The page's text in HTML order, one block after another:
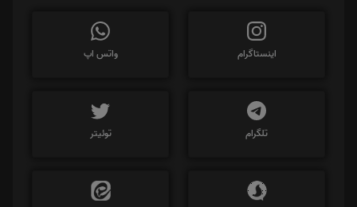
اینستاگرام واتس اپ
تلگرام توئیتر